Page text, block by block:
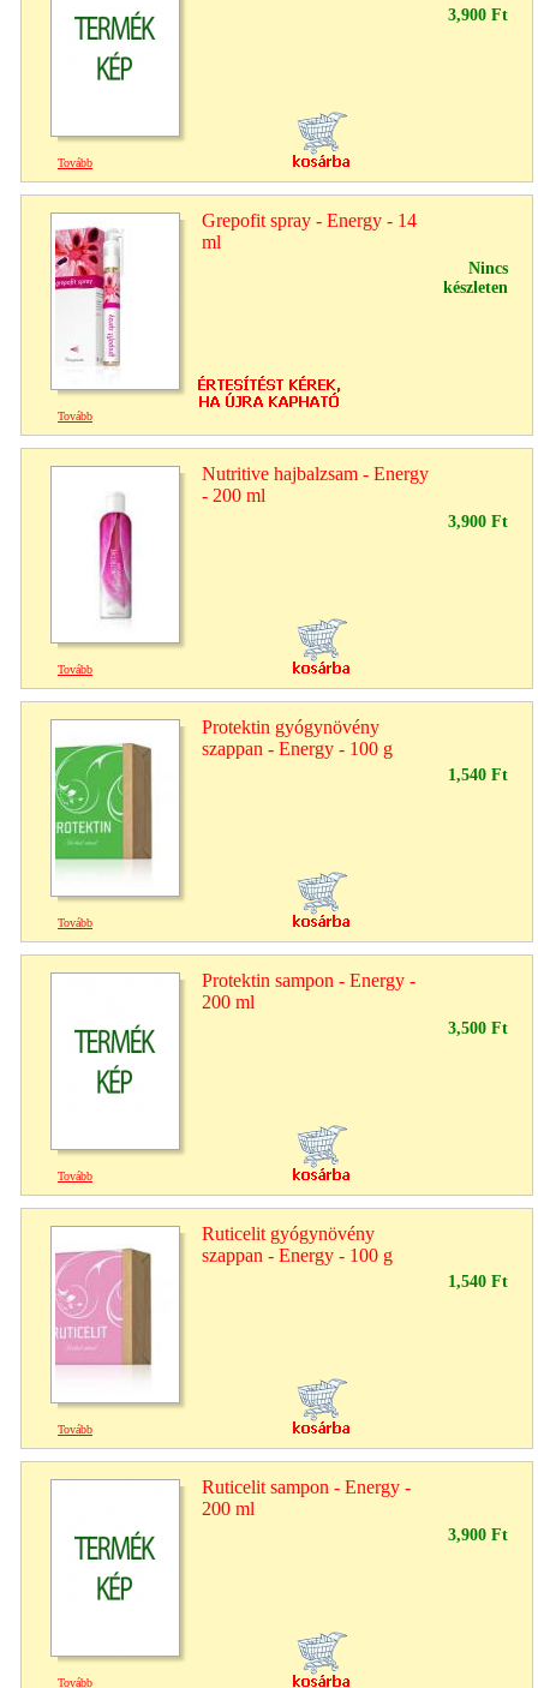
3,900 Ft
Tovább
Grepofit spray - Energy - 14
ml
Nincs
készleten
Tovább
Nutritive hajbalzsam - Energy
- 200 ml
3,900 Ft
Tovább
Protektin gyógynövény
szappan - Energy - 100 g
1,540 Ft
Tovább
Protektin sampon - Energy -
200 ml
3,500 Ft
Tovább
Ruticelit gyógynövény
szappan - Energy - 100 g
1,540 Ft
Tovább
Ruticelit sampon - Energy -
200 ml
3,900 Ft
Tovább